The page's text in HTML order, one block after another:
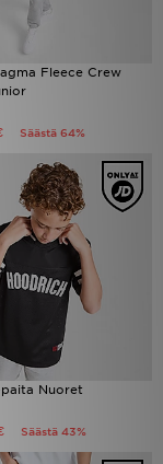
Fleece Crew
Säästä 64%
Nuoret
Säästä 43%